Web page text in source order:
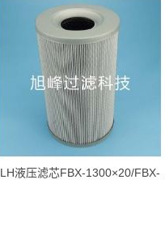
LH液压滤芯FBX-1300×20/FBX-